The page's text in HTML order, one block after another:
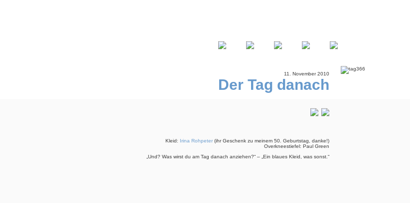
11. November 2010
Der Tag danach
Kleid: Irina Rohpeter (ihr Geschenk zu meinem 50. Geburtstag, danke!)
Overkneestiefel: Paul Green
„Und? Was wirst du am Tag danach anziehen?“ – „Ein blaues Kleid, was sonst.“